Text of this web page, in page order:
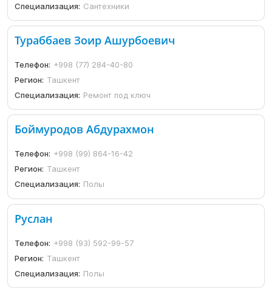
Специализация: Сантехники
Тураббаев Зоир Ашурбоевич
Телефон: +998 (77) 284-40-80
Регион: Ташкент
Специализация: Ремонт под ключ
Боймуродов Абдурахмон
Телефон: +998 (99) 864-16-42
Регион: Ташкент
Специализация: Полы
Руслан
Телефон: +998 (93) 592-99-57
Регион: Ташкент
Специализация: Полы